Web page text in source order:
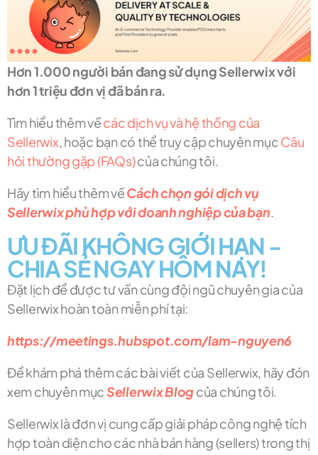
Hơn 1.000 người bán đang sử dụng Sellerwix với
hơn 1 triệu đơn vị đã bán ra.
Tìm hiểu thêm vềcác dịch vụ và hệ thống của
Sellerwix, hoặc bạn có thể truy cập chuyên mụcCâu
hỏi thường gặp (FAQs)của chúng tôi.
Hãy tìm hiểu thêm vềCách chọn gói dịch vụ
Sellerwix phù hợp với doanh nghiệp của bạn.
ƯU ĐÃI KHÔNG GIỚI HẠN -
CHIA SẺ NGAY HÔM NAY!
Đặt lịch để được tư vấn cùng đội ngũ chuyên gia của
Sellerwix hoàn toàn miễn phí tại:
https://meetings.hubspot.com/lam-nguyen6
Để khám phá thêm các bài viết của Sellerwix, hãy đón
xem chuyên mụcSellerwix Blogcủa chúng tôi.
Sellerwix là đơn vị cung cấp giải pháp công nghệ tích
hợp toàn diện cho các nhà bán hàng (sellers) trong thị